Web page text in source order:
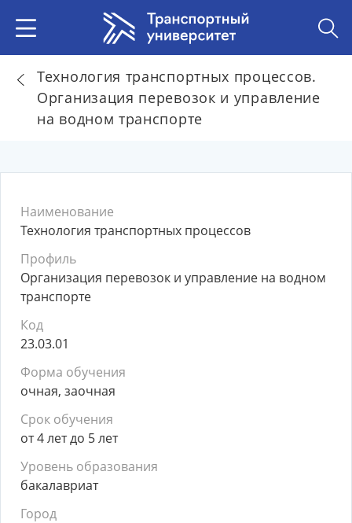
Технология транспортных процессов.
Организация перевозок и управление
на водном транспорте
Наименование
Технология транспортных процессов
Профиль
Организация перевозок и управление на водном
транспорте
Код
23.03.01
Форма обучения
очная, заочная
Срок обучения
от 4 лет до 5 лет
Уровень образования
бакалавриат
Город